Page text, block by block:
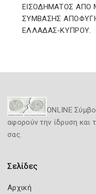
ΕΙΣΟΔΗΜΑΤΟΣ ΑΠΟ
ΣΥΜΒΑΣΗΣ
ΕΛΛΑΔΑΣ-ΚΥΠΡΟΥ.
ONLINE
αφορούν την ίδρυση και
σας.
Σελίδες
Αρχική